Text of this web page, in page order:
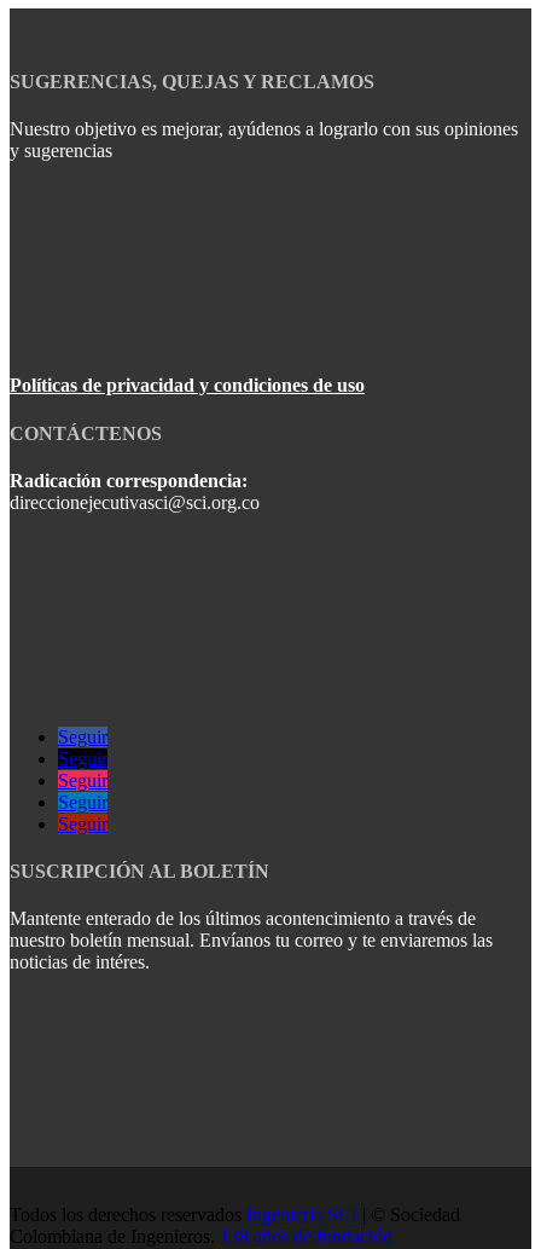
SUGERENCIAS, QUEJAS Y RECLAMOS
Nuestro objetivo es mejorar, ayúdenos a lograrlo con sus opiniones
y sugerencias
Políticas de privacidad y condiciones de uso
CONTÁCTENOS
Radicación correspondencia:
direccionejecutivasci@sci.org.co
Seguir
Seguir
Seguir
Seguir
Seguir
SUSCRIPCIÓN AL BOLETÍN
Mantente enterado de los últimos acontencimiento a través de
nuestro boletín mensual. Envíanos tu correo y te enviaremos las
noticias de intéres.
Todos los derechos reservados Ingenieria SCI | © Sociedad
Colombiana de Ingenieros. 138 años de fundación